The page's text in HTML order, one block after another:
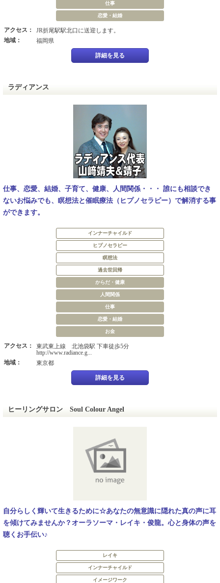
仕事
恋愛・結婚
アクセス：
JR折尾駅駅北口に送迎します。
地域：
福岡県
詳細を見る
ラディアンス
仕事、恋愛、結婚、子育て、健康、人間関係・・・ 誰にも相談でき
ないお悩みでも、瞑想法と催眠療法（ヒプノセラピー）で解消する事
ができます。
インナーチャイルド
ヒプノセラピー
瞑想法
過去世回帰
からだ・健康
人間関係
仕事
恋愛・結婚
お金
アクセス：
東武東上線 北池袋駅 下車徒歩5分
http://www.radiance.g...
地域：
東京都
詳細を見る
ヒーリングサロン Soul Colour Angel
自分らしく輝いて生きるために☆あなたの無意識に隠れた真の声に耳
を傾けてみませんか？オーラソーマ・レイキ・俊龍。心と身体の声を
聴くお手伝い♪
レイキ
インナーチャイルド
イメージワーク